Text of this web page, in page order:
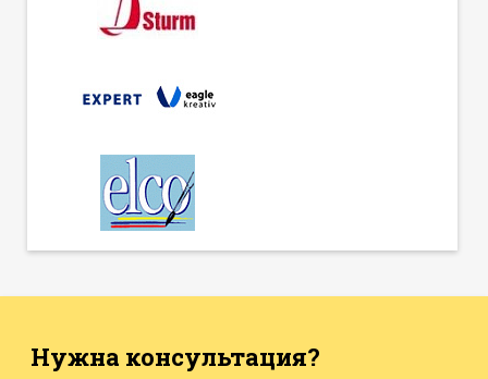
Нужна консультация?